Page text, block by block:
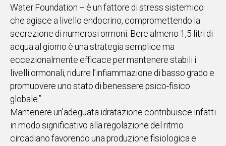
Social
Water Foundation – è un fattore di stress sistemico
che agisce a livello endocrino, compromettendo la
secrezione di numerosi ormoni. Bere almeno 1,5 litri di
acqua al giorno è una strategia semplice ma
eccezionalmente efficace per mantenere stabili i
livelli ormonali, ridurre l’infiammazione di basso grado e
promuovere uno stato di benessere psico-fisico
globale.”
Mantenere un’adeguata idratazione contribuisce infatti
in modo significativo alla regolazione del ritmo
circadiano favorendo una produzione fisiologica e